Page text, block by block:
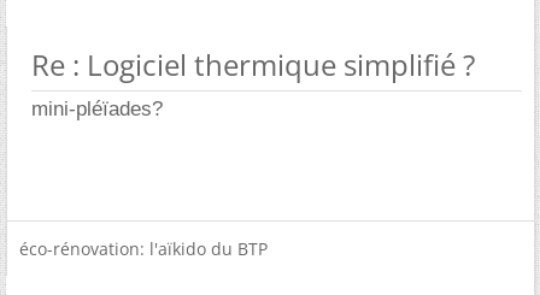
Re : Logiciel thermique simplifié ?
mini-pléïades?
éco-rénovation: l'aïkido du BTP